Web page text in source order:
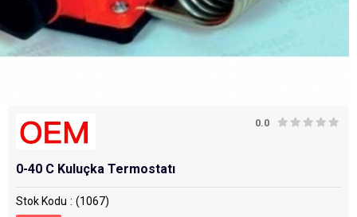
0.0
0-40 C Kuluçka Termostatı
Stok Kodu
(1067)